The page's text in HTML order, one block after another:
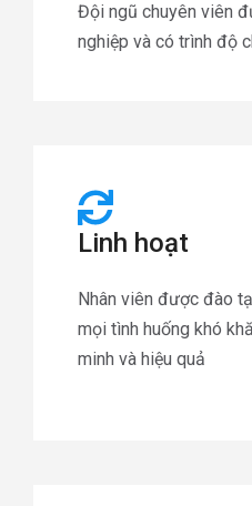
Đội ngũ chuyên viên
nghiệp và có trình độ
Linh hoạt
Nhân viên được đào
mọi tình huống khó
minh và hiệu quả